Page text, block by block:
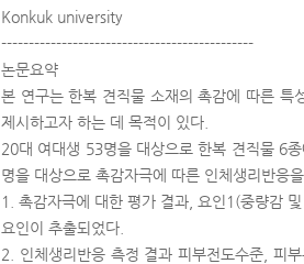
Konkuk university
----------------------------------------------
논문요약
본 연구는 한복 견직물 소재의 촉감에 따른 특
제시하고자 하는 데 목적이 있다.
20대 여대생 53명을 대상으로 한복 견직물 6
명을 대상으로 촉감자극에 따른 인체생리반응
1. 촉감자극에 대한 평가 결과, 요인1(중량감
요인이 추출되었다.
2. 인체생리반응 측정 결과 피부전도수준, 피